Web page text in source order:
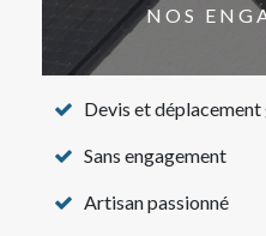
NOS
Devis et
Sans engagement
Artisan passionné